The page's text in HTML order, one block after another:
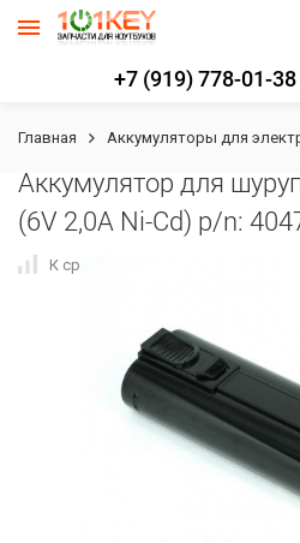
+7 (919) 778-01-38
Главная Аккумуляторы для
Аккумулятор для
(6V 2,0A Ni-Cd) p/n:
К сравнению